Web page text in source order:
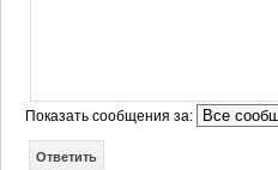
Показать сообщения за:
Ответить